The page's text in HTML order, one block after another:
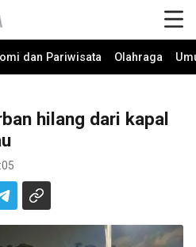
dan Pariwisata Olahraga
hilang dari kapal